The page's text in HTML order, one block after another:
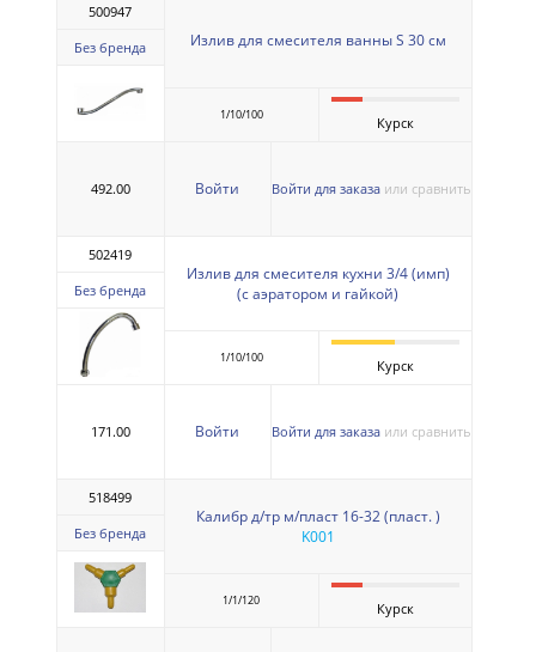
500947
Без бренда Излив для смесителя ванны S 30 см
1/10/100 Курск
492.00 Войти Войти для заказа или сравнить
502419
Без бренда
Излив для смесителя кухни 3/4 (имп)
(с аэратором и гайкой)
1/10/100 Курск
171.00 Войти Войти для заказа или сравнить
518499
Без бренда
Калибр д/тр м/пласт 16-32 (пласт. )
K001
1/1/120 Курск